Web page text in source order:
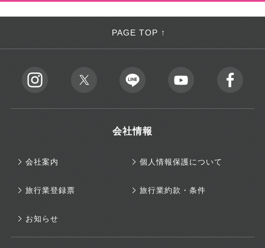
PAGE TOP ↑
会社情報
会社案内 個人情報保護について
旅行業登録票 旅行業約款・条件
お知らせ